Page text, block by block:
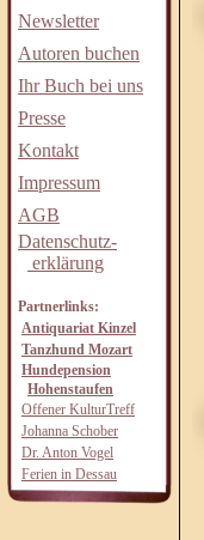
Newsletter
Autoren buchen
Ihr Buch bei uns
Presse
Kontakt
Impressum
AGB
Datenschutz-
erklärung
Partnerlinks:
Antiquariat Kinzel
Tanzhund Mozart
Hundepension
Hohenstaufen
Offener KulturTreff
Johanna Schober
Dr. Anton Vogel
Ferien in Dessau